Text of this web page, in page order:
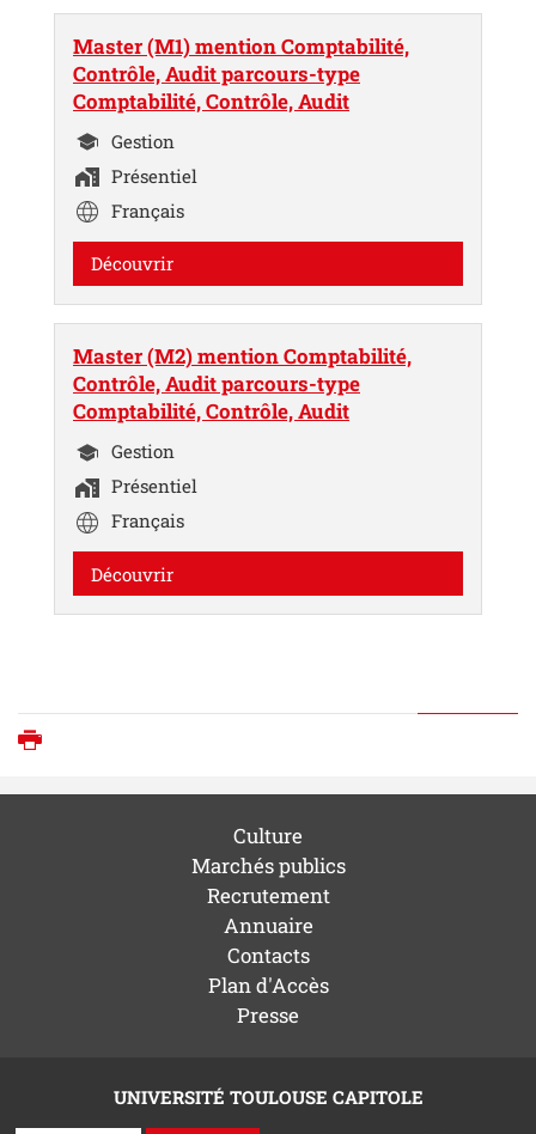
Master (M1) mention Comptabilité,
Contrôle, Audit parcours-type
Comptabilité, Contrôle, Audit
Gestion
Présentiel
Français
Découvrir
Master (M2) mention Comptabilité,
Contrôle, Audit parcours-type
Comptabilité, Contrôle, Audit
Gestion
Présentiel
Français
Découvrir
Culture
Marchés publics
Recrutement
Annuaire
Contacts
Plan d'Accès
Presse
UNIVERSITÉ TOULOUSE CAPITOLE